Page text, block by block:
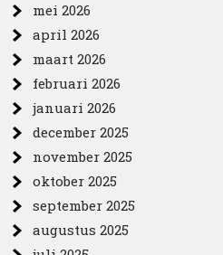
mei 2026
april 2026
maart 2026
februari 2026
januari 2026
december 2025
november 2025
oktober 2025
september 2025
augustus 2025